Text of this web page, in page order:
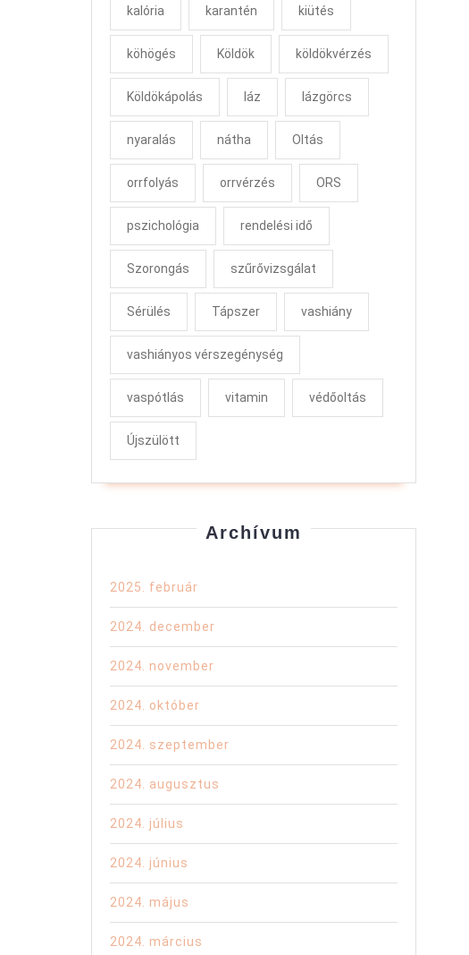
kalória karantén kiütés
köhögés Köldök köldökvérzés
Köldökápolás láz lázgörcs
nyaralás nátha Oltás
orrfolyás orrvérzés ORS
pszichológia rendelési idő
Szorongás szűrővizsgálat
Sérülés Tápszer vashiány
vashiányos vérszegénység
vaspótlás vitamin védőoltás
Újszülött
Archívum
2025. február
2024. december
2024. november
2024. október
2024. szeptember
2024. augusztus
2024. július
2024. június
2024. május
2024. március